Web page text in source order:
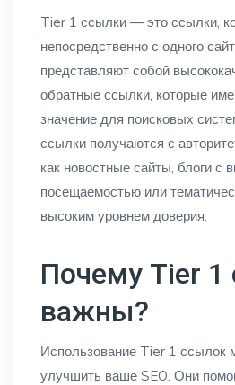
Tier 1 ссылки — это ссылки,
непосредственно с одного
представляют собой
обратные ссылки, которые
значение для поисковых
ссылки получаются с
как новостные сайты, блоги с
посещаемостью или
высоким уровнем доверия.
Почему Tier 1
важны?
Использование Tier 1 ссылок
улучшить ваше SEO. Они